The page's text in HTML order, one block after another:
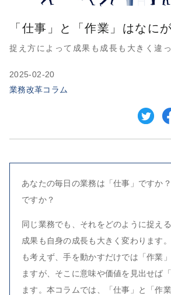
「仕事」と「作業」はなに
捉え方によって成果も成長も大きく違
2025-02-20
業務改革コラム
あなたの毎日の業務は「仕事」ですか
ですか？
同じ業務でも、それをどのように捉え
成果も自身の成長も大きく変わります
も考えず、手を動かすだけでは「作業
ますが、そこに意味や価値を見出せば
ます。本コラムでは、「仕事」と「作